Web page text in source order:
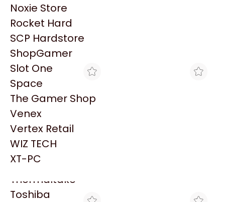
Palit
Philips
PowerColor
Razer
Redragon
Samsung
Sandisk
Sapphire
Seagate
Sentey
Solarmax
Thermaltake
Toshiba
Noxie Store
Rocket Hard
SCP Hardstore
ShopGamer
Slot One
Space
The Gamer Shop
Venex
Vertex Retail
WIZ TECH
XT-PC
Similares
Explorá más productos similares
LIONTECH GAMING
GAMING M3 GEN II